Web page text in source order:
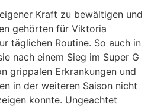
Kraft zu bewältigen und
gehörten für Viktoria
täglichen Routine. So auch in
nach einem Sieg im Super G
grippalen Erkrankungen und
in der weiteren Saison nicht
konnte. Ungeachtet